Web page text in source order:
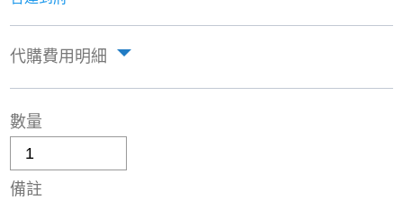
代購費用明細
數量
備註